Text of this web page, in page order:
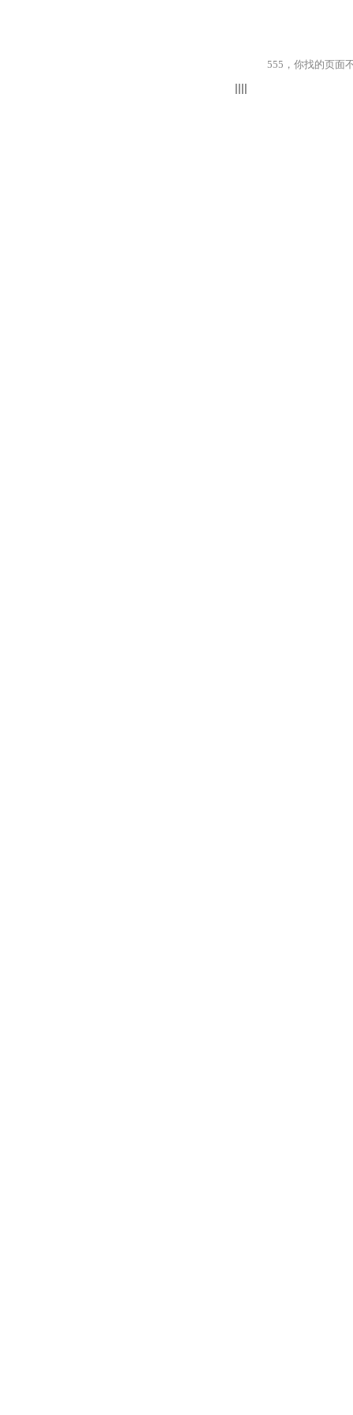
555，你找的页面